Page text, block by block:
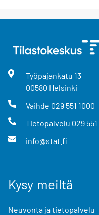
Työpajankatu 13
00580 Helsinki
Vaihde 029 551 1000
Tietopalvelu 029
info@stat.fi
Kysy meiltä
Neuvonta ja tietopalvelu